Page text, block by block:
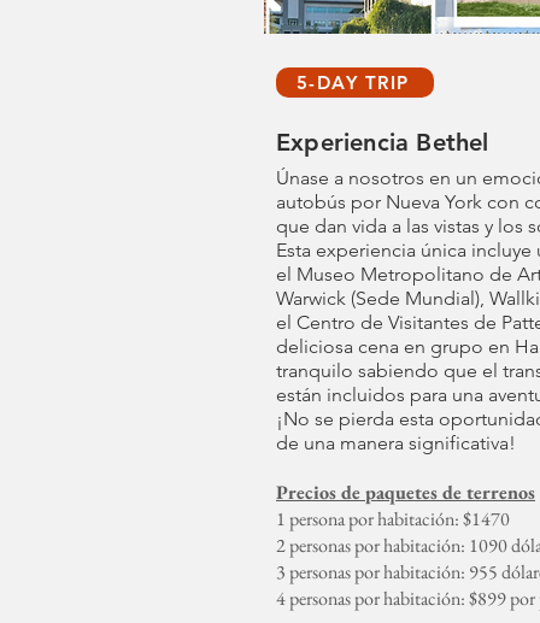
5-DAY TRIP
Experiencia Bethel
Únase a nosotros en un
autobús por Nueva York con
que dan vida a las vistas y los
Esta experiencia única
el Museo Metropolitano de
Warwick (Sede Mundial),
el Centro de Visitantes de
deliciosa cena en grupo en
tranquilo sabiendo que el
están incluidos para una
¡No se pierda esta
de una manera significativa!
Precios de paquetes de terrenos
1 persona por habitación: $1470
2 personas por habitación: 1090
3 personas por habitación: 955
4 personas por habitación: $899 por